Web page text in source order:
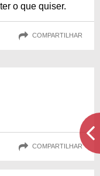
o que quiser.
COMPARTILHAR
COMPARTILHAR